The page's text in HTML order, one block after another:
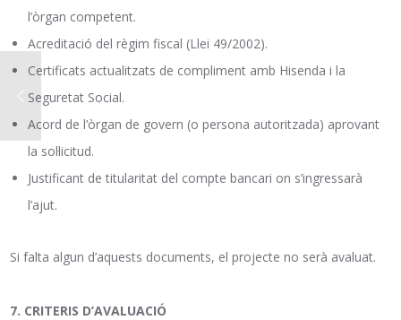
l’òrgan competent.
Acreditació del règim fiscal (Llei 49/2002).
Certificats actualitzats de compliment amb Hisenda i la
Seguretat Social.
Acord de l’òrgan de govern (o persona autoritzada) aprovant
la sol·licitud.
Justificant de titularitat del compte bancari on s’ingressarà
l’ajut.
Si falta algun d’aquests documents, el projecte no serà avaluat.
7. CRITERIS D’AVALUACIÓ